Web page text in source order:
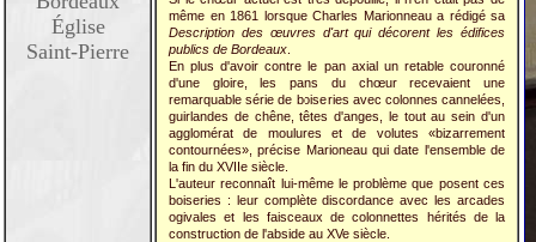
Église
Saint-Pierre
même en 1861 lorsque Charles Marionneau a rédigé sa
Description des œuvres d'art qui décorent les édifices
publics de Bordeaux
En plus d'avoir contre le pan axial un retable couronné
d'une gloire, les pans du chœur recevaient une
remarquable série de boiseries avec colonnes cannelées,
guirlandes de chêne, têtes d'anges, le tout au sein d'un
agglomérat de moulures et de volutes «bizarrement
contournées», précise Marioneau qui date l'ensemble de
la fin du XVIIe siècle.
L'auteur reconnaît lui-même le problème que posent ces
boiseries : leur complète discordance avec les arcades
ogivales et les faisceaux de colonnettes hérités de la
construction de l'abside au XVe siècle.